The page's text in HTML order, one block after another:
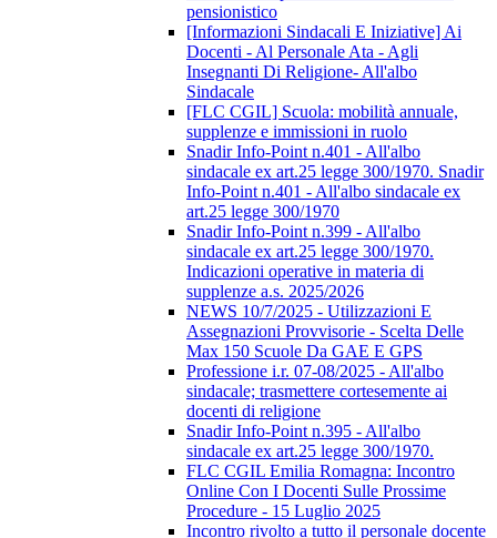
pensionistico
[Informazioni Sindacali E Iniziative] Ai
Docenti - Al Personale Ata - Agli
Insegnanti Di Religione- All'albo
Sindacale
[FLC CGIL] Scuola: mobilità annuale,
supplenze e immissioni in ruolo
Snadir Info-Point n.401 - All'albo
sindacale ex art.25 legge 300/1970. Snadir
Info-Point n.401 - All'albo sindacale ex
art.25 legge 300/1970
Snadir Info-Point n.399 - All'albo
sindacale ex art.25 legge 300/1970.
Indicazioni operative in materia di
supplenze a.s. 2025/2026
NEWS 10/7/2025 - Utilizzazioni E
Assegnazioni Provvisorie - Scelta Delle
Max 150 Scuole Da GAE E GPS
Professione i.r. 07-08/2025 - All'albo
sindacale; trasmettere cortesemente ai
docenti di religione
Snadir Info-Point n.395 - All'albo
sindacale ex art.25 legge 300/1970.
FLC CGIL Emilia Romagna: Incontro
Online Con I Docenti Sulle Prossime
Procedure - 15 Luglio 2025
Incontro rivolto a tutto il personale docente